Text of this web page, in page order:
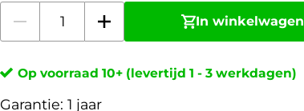
In winkelwagen
Op voorraad 10+ (levertijd 1 - 3 werkdagen)
Garantie: 1 jaar